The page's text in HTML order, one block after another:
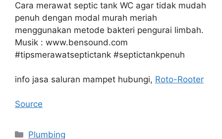
Cara merawat septic tank WC agar tidak mudah
penuh dengan modal murah meriah
menggunakan metode bakteri pengurai limbah.
Musik : www.bensound.com
#tipsmerawatseptictank #septictankpenuh
info jasa saluran mampet hubungi, Roto-Rooter
Source
Kategori
Plumbing